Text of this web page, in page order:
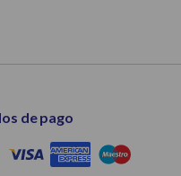
de pago